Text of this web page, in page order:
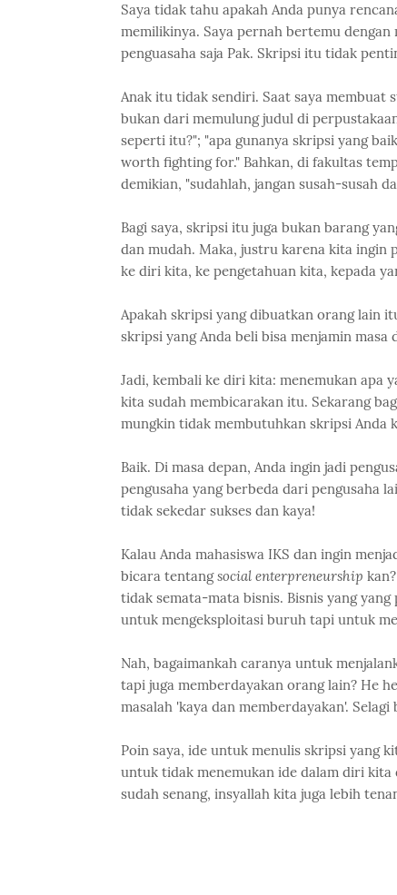
Saya tidak tahu apakah Anda punya
memilikinya. Saya pernah bertemu dengan
penguasaha saja Pak. Skripsi itu tidak
Anak itu tidak sendiri. Saat saya membuat
bukan dari memulung judul di
seperti itu?"; "apa gunanya skripsi yang
worth fighting for." Bahkan, di fakultas
demikian, "sudahlah, jangan susah-susah
Bagi saya, skripsi itu juga bukan barang
dan mudah. Maka, justru karena kita ingin
ke diri kita, ke pengetahuan kita, kepada
Apakah skripsi yang dibuatkan orang lain
skripsi yang Anda beli bisa menjamin masa
Jadi, kembali ke diri kita: menemukan apa
kita sudah membicarakan itu. Sekarang
mungkin tidak membutuhkan skripsi Anda
Baik. Di masa depan, Anda ingin jadi
pengusaha yang berbeda dari pengusaha
tidak sekedar sukses dan kaya!
Kalau Anda mahasiswa IKS dan ingin
bicara tentangsocial enterpreneurship
tidak semata-mata bisnis. Bisnis yang
untuk mengeksploitasi buruh tapi untuk
Nah, bagaimankah caranya untuk
tapi juga memberdayakan orang lain? He
masalah 'kaya dan memberdayakan'.
Poin saya, ide untuk menulis skripsi yang
untuk tidak menemukan ide dalam diri
sudah senang, insyallah kita juga lebih